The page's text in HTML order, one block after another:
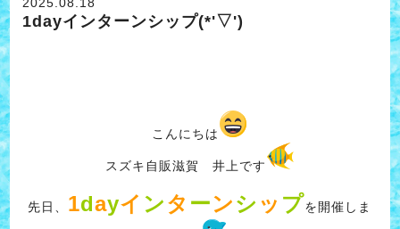
1dayインターンシップ(*'▽')
こんにちは
スズキ自販滋賀 井上です
先日、 1dayイ ンタ ーンシ ッ プを開催しま